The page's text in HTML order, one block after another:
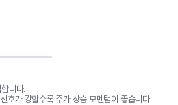
니다.
호가 강할수록 주가 상승 모멘텀이 좋습니다